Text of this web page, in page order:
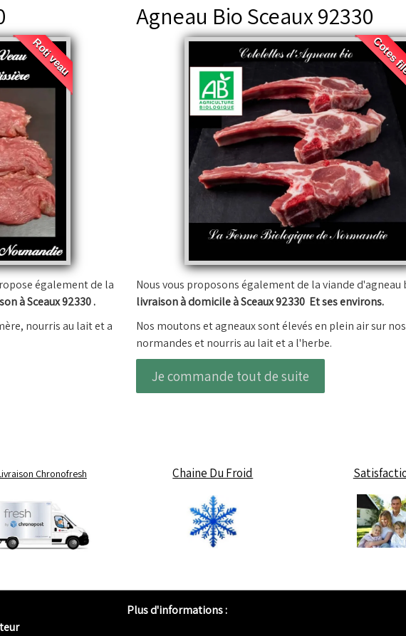
Roti veau
également de la
à Sceaux 92330 .
nourris au lait et a
Agneau Bio Sceaux 92330
Cotes
Nous vous proposons également de la viande d'agneau
livraison à domicile à Sceaux 92330 Et ses environs.
Nos moutons et agneaux sont élevés en plein air sur
normandes et nourris au lait et a l'herbe.
Je commande tout de suite
Chronofresh Chaine Du Froid
Plus d'informations :